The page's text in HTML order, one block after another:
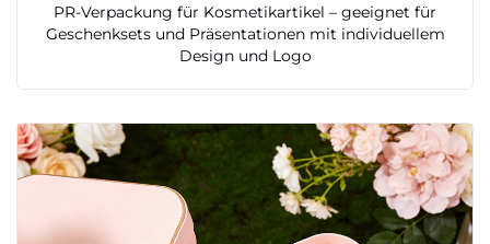
PR-Verpackung für Kosmetikartikel – geeignet für
Geschenksets und Präsentationen mit individuellem
Design und Logo